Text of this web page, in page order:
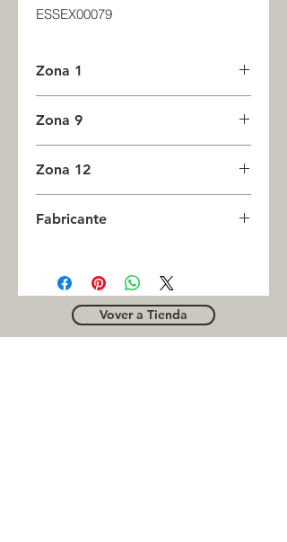
ESSEX00079
Zona 1
Zona 9
Zona 12
Fabricante
Vover a Tienda